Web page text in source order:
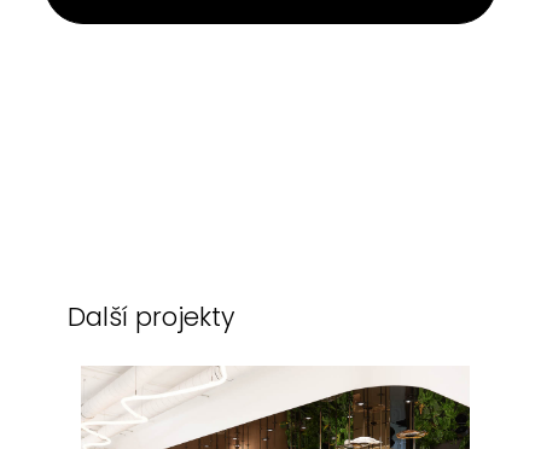
Další projekty